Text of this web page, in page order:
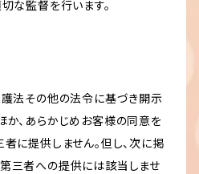
な監督を行います。
護法その他の法令に基づき開示
か、あらかじめお客様の同意を
に提供しません。但し、次に掲
三者への提供には該当しませ